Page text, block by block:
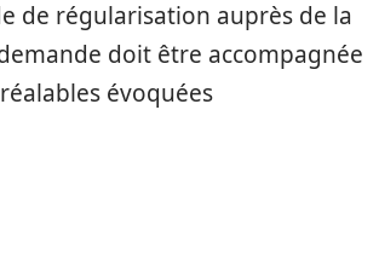
de régularisation auprès de la
doit être accompagnée
évoquées